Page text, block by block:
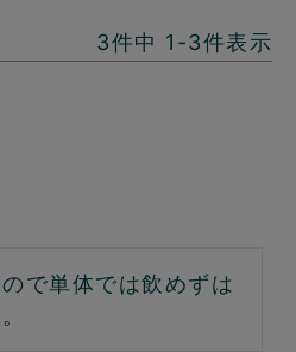
3件中 1 -3件表示
で単体では飲めずは